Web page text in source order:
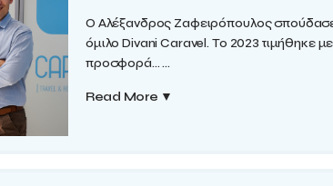
Ο Αλέξανδρος Ζαφειρόπουλος σπούδασε
όμιλο Divani Caravel. Το 2023 τιμήθηκε
προσφορά......
Read More ▼